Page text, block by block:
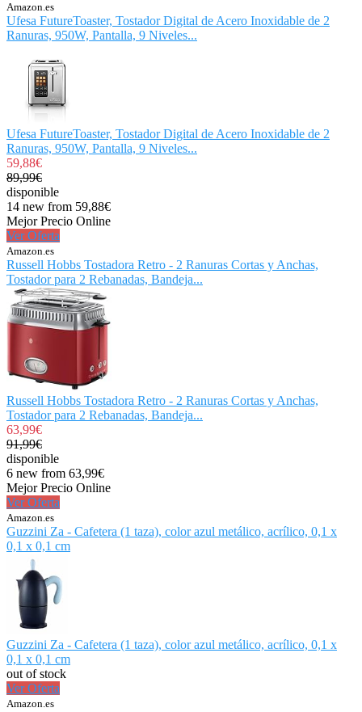
Amazon.es
Ufesa FutureToaster, Tostador Digital de Acero Inoxidable de 2
Ranuras, 950W, Pantalla, 9 Niveles...
Ufesa FutureToaster, Tostador Digital de Acero Inoxidable de 2
Ranuras, 950W, Pantalla, 9 Niveles...
59,88€
89,99€
disponible
14 new from 59,88€
Mejor Precio Online
Ver Oferta
Amazon.es
Russell Hobbs Tostadora Retro - 2 Ranuras Cortas y Anchas,
Tostador para 2 Rebanadas, Bandeja...
Russell Hobbs Tostadora Retro - 2 Ranuras Cortas y Anchas,
Tostador para 2 Rebanadas, Bandeja...
63,99€
91,99€
disponible
6 new from 63,99€
Mejor Precio Online
Ver Oferta
Amazon.es
Guzzini Za - Cafetera (1 taza), color azul metálico, acrílico, 0,1 x
0,1 x 0,1 cm
Guzzini Za - Cafetera (1 taza), color azul metálico, acrílico, 0,1 x
0,1 x 0,1 cm
out of stock
Ver Oferta
Amazon.es